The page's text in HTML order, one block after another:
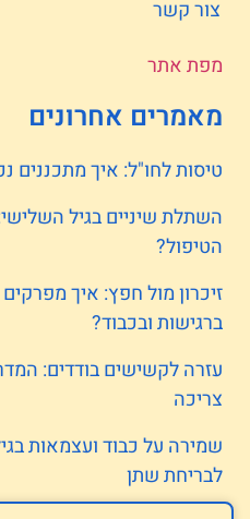
צור קשר
מפת אתר
מאמרים אחרונים
טיסות לחו"ל: איך מתכננים
השתלת שיניים בגיל
הטיפול?
זיכרון מול חפץ: איך
ברגישות ובכבוד?
עזרה לקשישים בודדים:
צריכה
שמירה על כבוד ועצמאות
לבריחת שתן